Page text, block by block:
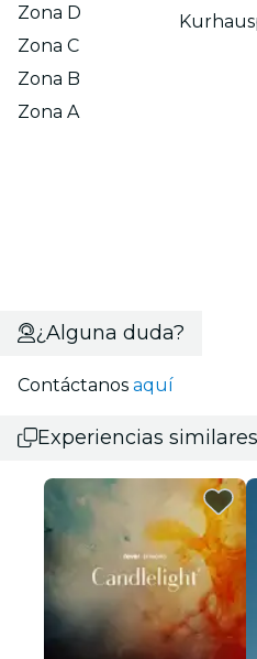
Zona D
Zona C
Zona B
Zona A
¿Alguna duda?
Contáctanos aquí
Experiencias similares